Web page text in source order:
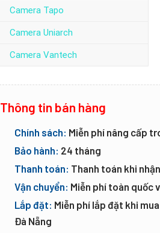
Camera Tapo
Camera Uniarch
Camera Vantech
Thông tin bán hàng
Chính sách: Miễn phí nâng cấp
Bảo hành: 24 tháng
Thanh toán: Thanh toán khi
Vận chuyển: Miễn phí toàn quốc
Lắp đặt: Miễn phí lắp đặt khi
Đà Nẵng